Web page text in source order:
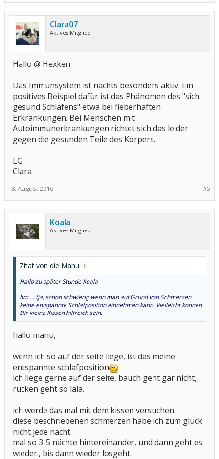
Clara07
Aktives Mitglied
Hallo @ Hexken
Das Immunsystem ist nachts besonders aktiv. Ein
positives Beispiel dafür ist das Phänomen des "sich
gesund Schlafens" etwa bei fieberhaften
Erkrankungen. Bei Menschen mit
Autoimmunerkrankungen richtet sich das leider
gegen die gesunden Teile des Körpers.
LG
Clara
#5
8. August 2016
Koala
Aktives Mitglied
Zitat von die Manu: ↑
Hallo zu später Stunde Koala
hm ... tja, schon schwierig wenn man auf Grund von Schmerzen
keine entspannte Schlafposition einnehmen kann. Vielleicht können
Dir kleine Kissen hilfreich sein.
hallo manu,
wenn ich so auf der seite liege, ist das meine
entspannte schlafposition
ich liege gerne auf der seite, bauch geht gar nicht,
rücken geht so lala.
ich werde das mal mit dem kissen versuchen.
diese beschriebenen schmerzen habe ich zum glück
nicht jede nacht.
mal so 3-5 nächte hintereinander, und dann geht es
wieder., bis dann wieder losgeht.